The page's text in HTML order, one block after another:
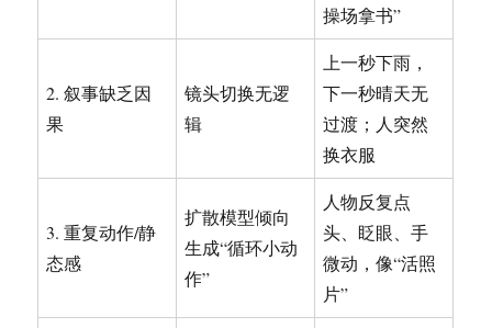
操场拿书”
2. 叙事缺乏因
果
镜头切换无逻
辑
上一秒下雨，
下一秒晴天无
过渡；人突然
换衣服
3. 重复动作/静
态感
扩散模型倾向
生成“循环小动
作”
人物反复点
头、眨眼、手
微动，像“活照
片”